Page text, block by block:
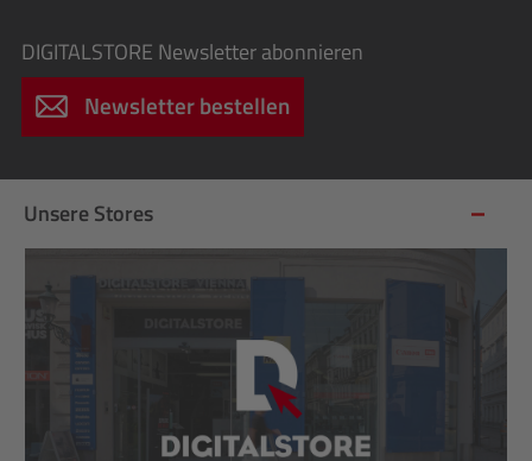
DIGITALSTORE Newsletter abonnieren
Newsletter bestellen
Unsere Stores